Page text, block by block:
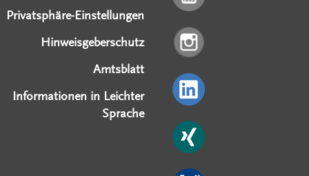
Privatsphäre-Einstellungen
Hinweisgeberschutz
Amtsblatt
Informationen in Leichter
Sprache